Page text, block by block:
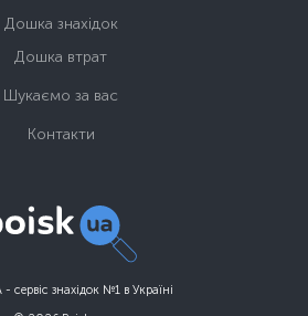
- сервіс знахідок №1 в Україні
Дошка знахідок
Дошка втрат
Шукаємо за вас
Контакти